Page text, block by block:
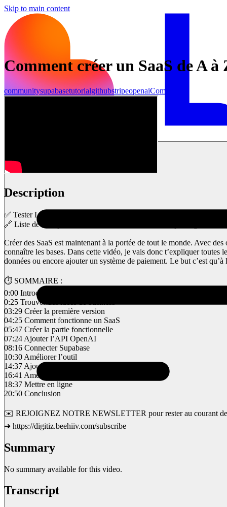
Skip to main content
Comment créer un SaaS de A
communitysupabasetutorialgithubstripeopenaiCommunity
Description
✅ Tester Lovable gratuitement ➜ https://digitiz.fr/go/lovable/
🔗 Liste de sites pour trouver des idées de SaaS ➜ https://digitiz.fr/
Créer des SaaS est maintenant à la portée de tout le monde. Avec
connaître les bases. Dans cette vidéo, je vais donc t’expliquer toutes
données ou encore ajouter un système de paiement. Le but c’est
⏱️ SOMMAIRE :
0:00 Introduction
0:25 Trouver des idées de business
03:29 Créer la première version
04:25 Comment fonctionne un SaaS
05:47 Créer la partie fonctionnelle
07:24 Ajouter l’API OpenAI
08:16 Connecter Supabase
10:30 Améliorer l’outil
14:37 Ajouter le paiement Stripe
16:41 Améliorer le design
18:37 Mettre en ligne
20:50 Conclusion
✉️ REJOIGNEZ NOTRE NEWSLETTER pour rester au courant
➜ https://digitiz.beehiiv.com/subscribe
Summary
No summary available for this video.
Transcript